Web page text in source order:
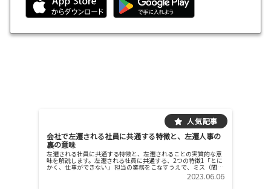
会社で左遷される社員に共通する特徴と、左遷人事の
裏の意味
左遷される社員に共通する特徴と、左遷されることの実質的な意
味を解説します。左遷される社員に共通する、2つの特徴1「とに
かく、仕事ができない」 担当の業務をこなすうえで、ミス（間違
いや、報告・連絡・相談をおこたるせいで社内外でのトラブルが
2023.06.06